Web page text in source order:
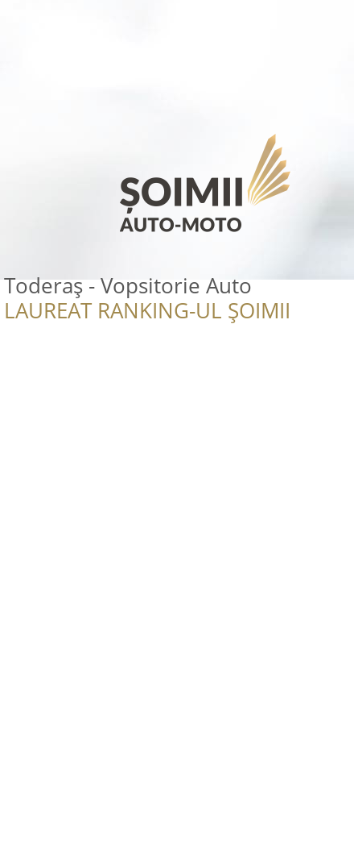
Toderaș - Vopsitorie Auto
LAUREAT RANKING-UL ȘOIMII